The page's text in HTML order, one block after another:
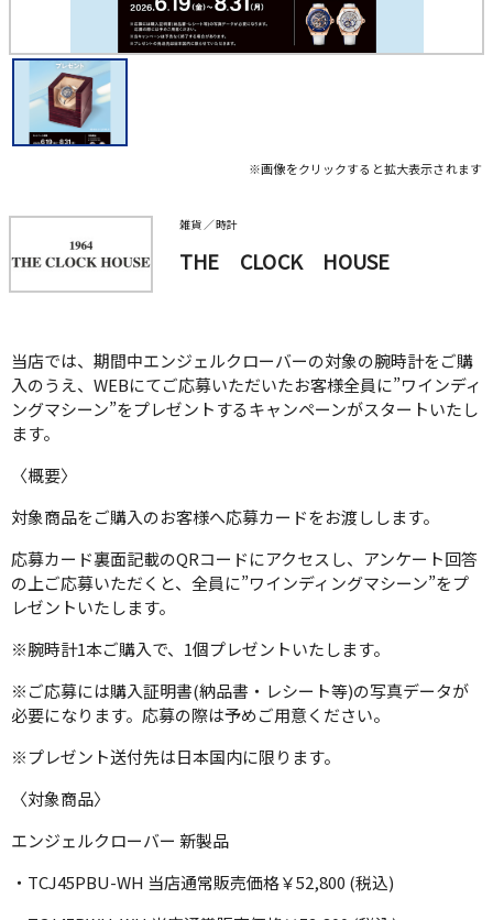
※画像をクリックすると拡大表示されます
雑貨 ／時計
THE CLOCK HOUSE
当店では、期間中エンジェルクローバーの対象の腕時計をご購
入のうえ、WEBにてご応募いただいたお客様全員に”ワインディ
ングマシーン”をプレゼントするキャンペーンがスタートいたし
ます。
〈概要〉
対象商品をご購入のお客様へ応募カードをお渡しします。
応募カード裏面記載のQRコードにアクセスし、アンケート回答
の上ご応募いただくと、全員に”ワインディングマシーン”をプ
レゼントいたします。
※腕時計1本ご購入で、1個プレゼントいたします。
※ご応募には購入証明書(納品書・レシート等)の写真データが
必要になります。応募の際は予めご用意ください。
※プレゼント送付先は日本国内に限ります。
〈対象商品〉
エンジェルクローバー 新製品
・TCJ45PBU-WH 当店通常販売価格￥52,800 (税込)